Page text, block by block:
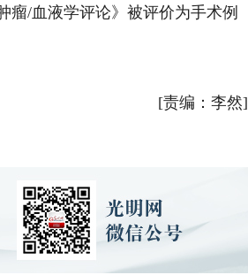
瘤/血液学评论》被评价为手术例
[责编：李然]